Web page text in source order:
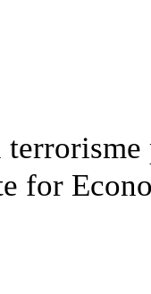
for